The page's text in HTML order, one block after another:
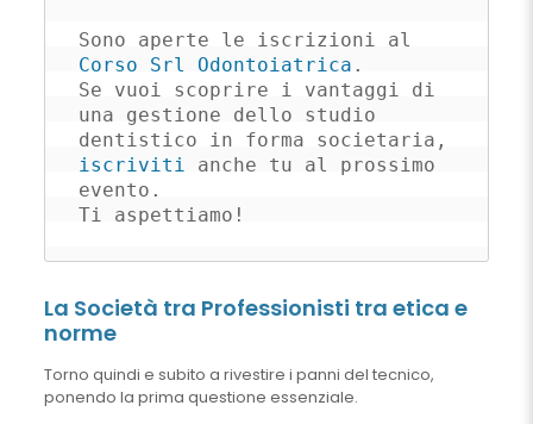
Corso Srl Odontoiatrica .
Se vuoi scoprire i vantaggi di
una gestione dello studio
iscriviti anche tu al prossimo
evento.
Ti aspettiamo!
La Società tra Professionisti tra etica e
norme
Torno quindi e subito a rivestire i panni del tecnico,
ponendo la prima questione essenziale.